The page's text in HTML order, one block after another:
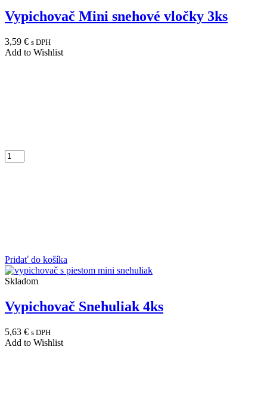
Vypichovač Mini snehové vločky 3ks
3,59 € s DPH
Add to Wishlist
Pridať do košíka
Skladom
Vypichovač Snehuliak 4ks
5,63 € s DPH
Add to Wishlist